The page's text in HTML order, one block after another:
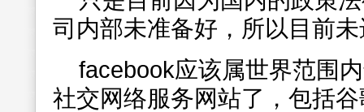
司内部未准备好，所以目前
facebook应该属世界范围
社交网络服务网站了，包括